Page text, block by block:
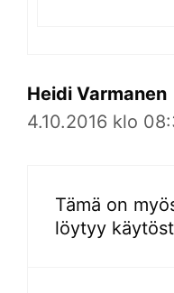
Heidi Varmanen
4.10.2016 klo
Tämä on
löytyy